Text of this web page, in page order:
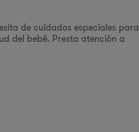
de cuidados especiales para
del bebé. Presta atención a